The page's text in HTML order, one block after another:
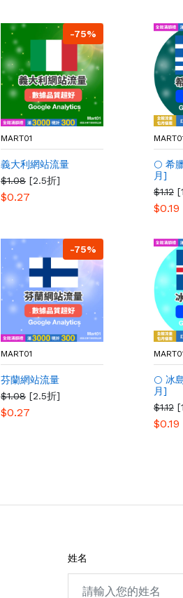
-75%
MART01
義大利網站流量
$1.08 [2.5折]
$0.27
🌕 希
月]
$1.12
$0.19
-75%
MART01
芬蘭網站流量
$1.08 [2.5折]
$0.27
🌕 冰
月]
$1.12
$0.19
姓名